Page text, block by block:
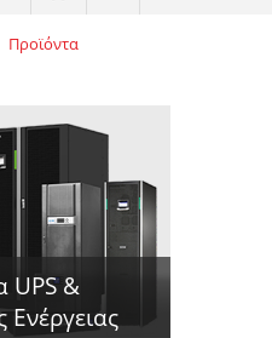
Προϊόντα
UPS &
Ενέργειας